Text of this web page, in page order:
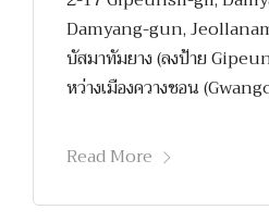
Damyang-gun,
บัสมาทัมยาง (ลงป้าย
หว่างเมืองควางชอน
Read More